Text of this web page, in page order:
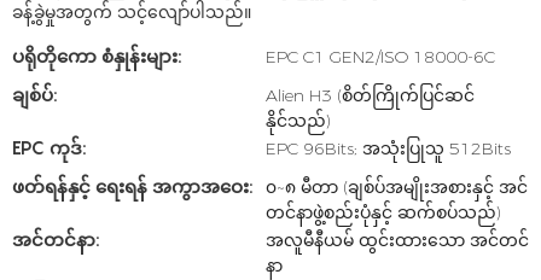
ခန့်ခွဲမှုအတွက် သင့်လျော်ပါသည်။
ပရိုတိုကော စံနှုန်းများ:
EPC C1 GEN2/ISO 18000-6C
ချစ်ပ်:
Alien H3 (စိတ်ကြိုက်ပြင်ဆင်
နိုင်သည်)
EPC ကုဒ်:
EPC 96Bits; အသုံးပြုသူ 512Bits
ဖတ်ရန်နှင့် ရေးရန် အကွာအဝေး:
၀~၈ မီတာ (ချစ်ပ်အမျိုးအစားနှင့် အင်
တင်နာဖွဲ့စည်းပုံနှင့် ဆက်စပ်သည်)
အင်တင်နာ:
အလူမီနီယမ် ထွင်းထားသော အင်တင်
နာ